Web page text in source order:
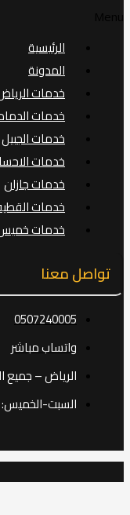
الرئيسية
المدونة
خدمات
خدمات
خدمات الجبيل
خدمات
خدمات جازان
خدمات
خدمات
تواصل معنا
0507240005
واتساب مباشر
الرياض – جميع
السبت-الخميس: 8ص-10م